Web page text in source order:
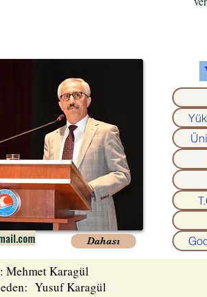
Dahası
Mehmet Karagül
Yusuf Karagül